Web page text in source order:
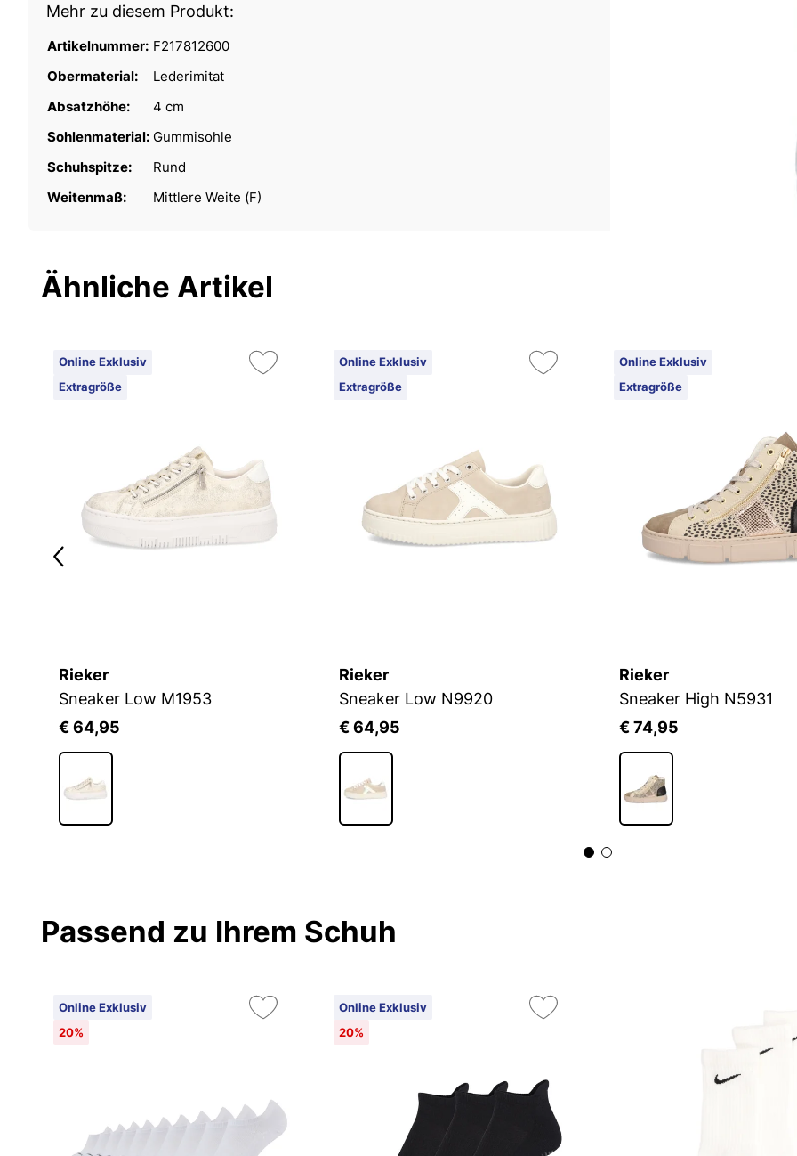
Mehr zu diesem Produkt:
Artikelnummer: F217812600
Obermaterial:
Lederimitat
Absatzhöhe:
4 cm
Sohlenmaterial: Gummisohle
Schuhspitze:
Rund
Weitenmaß:
Mittlere Weite (F)
Ähnliche Artikel
Online Exklusiv
Extragröße
Rieker
Sneaker Low M1953
€ 64,95
Online Exklusiv
Extragröße
Rieker
Sneaker Low N9920
€ 64,95
Online Exklusiv
Extragröße
Rieker
Sneaker High N5931
€ 74,95
Passend zu Ihrem Schuh
Online Exklusiv
20%
Online Exklusiv
20%